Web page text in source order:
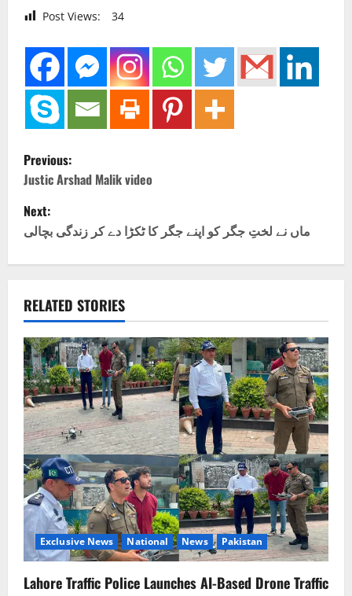
Post Views: 34
P
o
s
a
v
i
g
a
t
i
o
n
Previous:
Justic Arshad Malik video
Next:
ماں نے لختِ جگر کو اپنے جگر کا ٹکڑا دے کر زندگی بچالی
RELATED STORIES
Exclusive News National News Pakistan
Lahore Traffic Police Launches AI-Based Drone Traffic